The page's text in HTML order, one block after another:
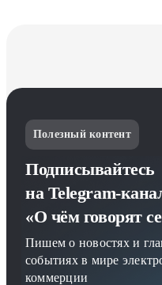
Полезный контент
Подписывайтесь
на Telegram-
«О чём говорят
Пишем о новостях и
событиях в мире
коммерции